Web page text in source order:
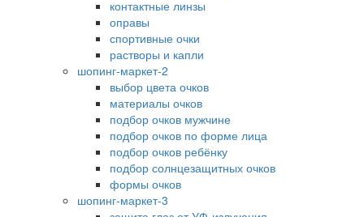
контактные линзы
оправы
спортивные очки
растворы и капли
шопинг-маркет-2
выбор цвета очков
материалы очков
подбор очков мужчине
подбор очков по форме лица
подбор очков ребёнку
подбор солнцезащитных очков
формы очков
шопинг-маркет-3